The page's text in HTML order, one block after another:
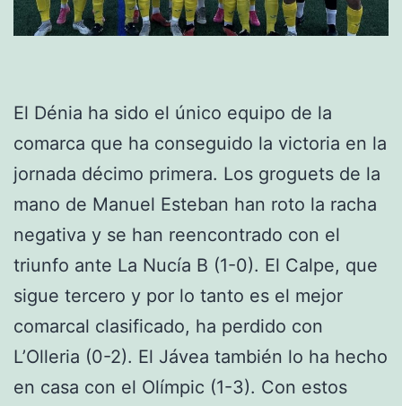
El Dénia ha sido el único equipo de la
comarca que ha conseguido la victoria en la
jornada décimo primera. Los groguets de la
mano de Manuel Esteban han roto la racha
negativa y se han reencontrado con el
triunfo ante La Nucía B (1-0). El Calpe, que
sigue tercero y por lo tanto es el mejor
comarcal clasificado, ha perdido con
L’Olleria (0-2). El Jávea también lo ha hecho
en casa con el Olímpic (1-3). Con estos